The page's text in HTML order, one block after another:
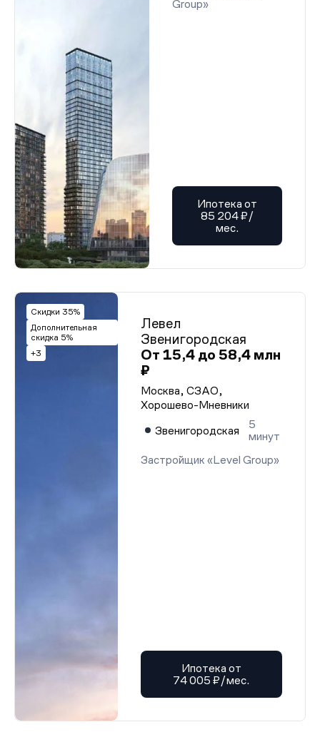
Group»
Ипотека от
85 204 ₽/
мес.
Скидки 35%
Дополнительная
скидка 5%
+3
Левел
Звенигородская
От 15,4 до 58,4 млн
₽
Москва, СЗАО,
Хорошево-Мневники
Звенигородская
5
минут
Застройщик «Level Group»
Ипотека от
74 005 ₽/мес.